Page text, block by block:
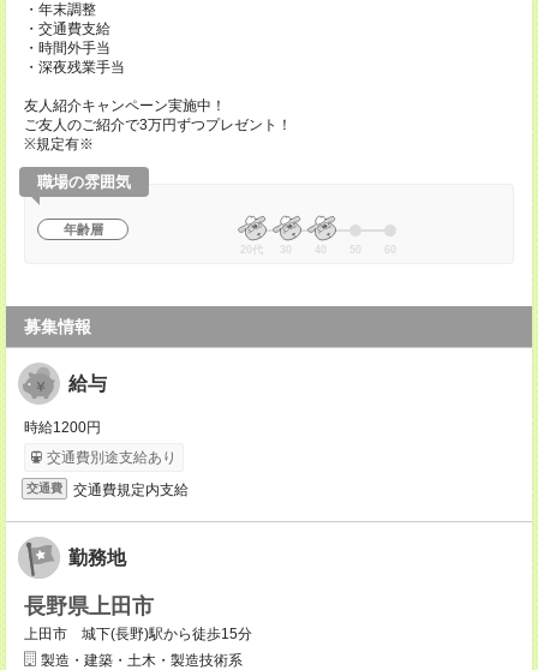
・年末調整
・交通費支給
・時間外手当
・深夜残業手当
友人紹介キャンペーン実施中！
ご友人のご紹介で3万円ずつプレゼント！
※規定有※
職場の雰囲気
年齢層
20代 30 40 50 60
募集情報
給与
時給1200円
交通費別途支給あり
交通費 交通費規定内支給
勤務地
長野県上田市
上田市 城下(長野)駅から徒歩15分
製造・建築・土木・製造技術系